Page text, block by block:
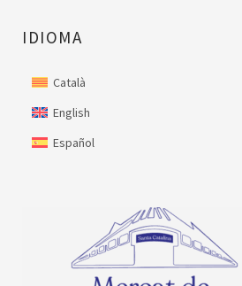
IDIOMA
Català
English
Español